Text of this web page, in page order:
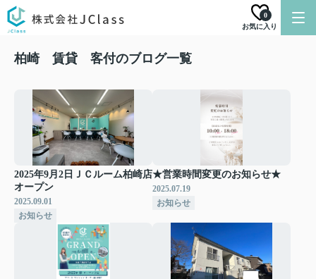
お気に入り
0
柏崎 賃貸 客付のブログ一覧
2025年9月2日ＪＣルーム柏崎店
オープン
2025.09.01
お知らせ
★営業時間変更のお知らせ★
2025.07.19
お知らせ